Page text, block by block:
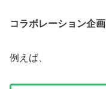
コラボレーション企画
例えば、